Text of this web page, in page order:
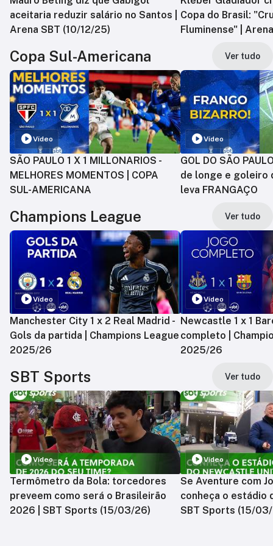
aceitaria reduzir salário no Santos |
Arena SBT (10/12/25)
Copa do Brasil:
Fluminense" |
Copa Sul-Americana Ver tudo
Vídeo
SÃO PAULO 1 X 1 MILLONARIOS -
MELHORES MOMENTOS | COPA
SUL-AMERICANA
Vídeo
GOL DO SÃO
de longe e goleiro
leva FRANGAÇO
Champions League Ver tudo
Vídeo
Manchester City 1 x 2 Real Madrid -
Gols da partida | Champions League
2025/26
Vídeo
Newcastle 1 x 1
completo |
2025/26
SBT Sports Ver tudo
Vídeo
Termômetro da Bola: torcedores
preveem como será o Brasileirão
2026 | SBT Sports (15/03/26)
Vídeo
Se Aventure com
conheça o estádio
SBT Sports (15/